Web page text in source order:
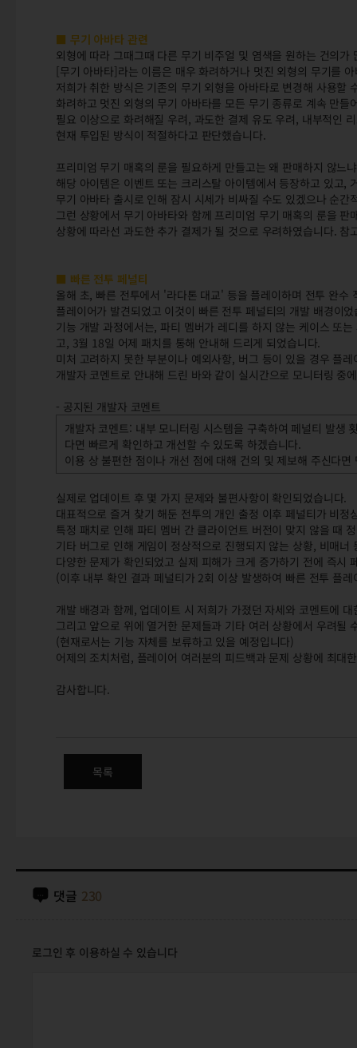
■ 무기 아바타 관련
외형에 따라 그때그때 다른 무기 비주얼 및 염색을 원하는 건의
[무기 아바타]라는 이름은 매우 화려하거나 멋진 외형의 무기를
저희가 취한 방식은 기존의 무기 외형을 아바타로 변경해 사용할
화려하고 멋진 외형의 무기 아바타를 모든 무기 종류로 계속 만들
필요 이상으로 화려해질 우려, 과도한 결제 유도 우려, 내부적인
현재 투입된 방식이 적절하다고 판단했습니다.
프리미엄 무기 매혹의 룬을 필요하게 만들고는 왜 판매하지 않느
해당 아이템은 이벤트 또는 크리스탈 아이템에서 등장하고 있고,
무기 아바타 출시로 인해 잠시 시세가 비싸질 수도 있겠으나 순간
그런 상황에서 무기 아바타와 함께 프리미엄 무기 매혹의 룬을 판
상황에 따라선 과도한 추가 결제가 될 것으로 우려하였습니다. 참
■ 빠른 전투 페널티
올해 초, 빠른 전투에서 '라다톤 대교' 등을 플레이하며 전투 완수
플레이어가 발견되었고 이것이 빠른 전투 페널티의 개발 배경이
기능 개발 과정에서는, 파티 멤버가 레디를 하지 않는 케이스 또
고, 3월 18일 어제 패치를 통해 안내해 드리게 되었습니다.
미처 고려하지 못한 부분이나 예외사항, 버그 등이 있을 경우 플
개발자 코멘트로 안내해 드린 바와 같이 실시간으로 모니터링 중
- 공지된 개발자 코멘트
개발자 코멘트: 내부 모니터링 시스템을 구축하여 페널티 발생
다면 빠르게 확인하고 개선할 수 있도록 하겠습니다.
이용 상 불편한 점이나 개선 점에 대해 건의 및 제보해 주신다
실제로 업데이트 후 몇 가지 문제와 불편사항이 확인되었습니다.
대표적으로 즐겨 찾기 해둔 전투의 개인 출정 이후 페널티가 비정
특정 패치로 인해 파티 멤버 간 클라이언트 버전이 맞지 않을 때
기타 버그로 인해 게임이 정상적으로 진행되지 않는 상황, 비매
다양한 문제가 확인되었고 실제 피해가 크게 증가하기 전에 즉시
(이후 내부 확인 결과 페널티가 2회 이상 발생하여 빠른 전투 플
개발 배경과 함께, 업데이트 시 저희가 가졌던 자세와 코멘트에
그리고 앞으로 위에 열거한 문제들과 기타 여러 상황에서 우려
(현재로서는 기능 자체를 보류하고 있을 예정입니다)
어제의 조치처럼, 플레이어 여러분의 피드백과 문제 상황에 최대
감사합니다.
목록
댓글 230
로그인 후 이용하실 수 있습니다